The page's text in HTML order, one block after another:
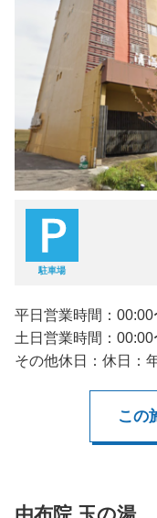
駐車場
平日営業時間：00:00
土日営業時間：
その他休日：休日：
この